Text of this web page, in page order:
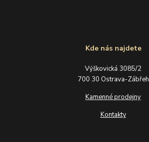
Kde nás najdete
Výškovická 3085/2
700 30 Ostrava-Zábřeh
Kamenné prodejny
Kontakty